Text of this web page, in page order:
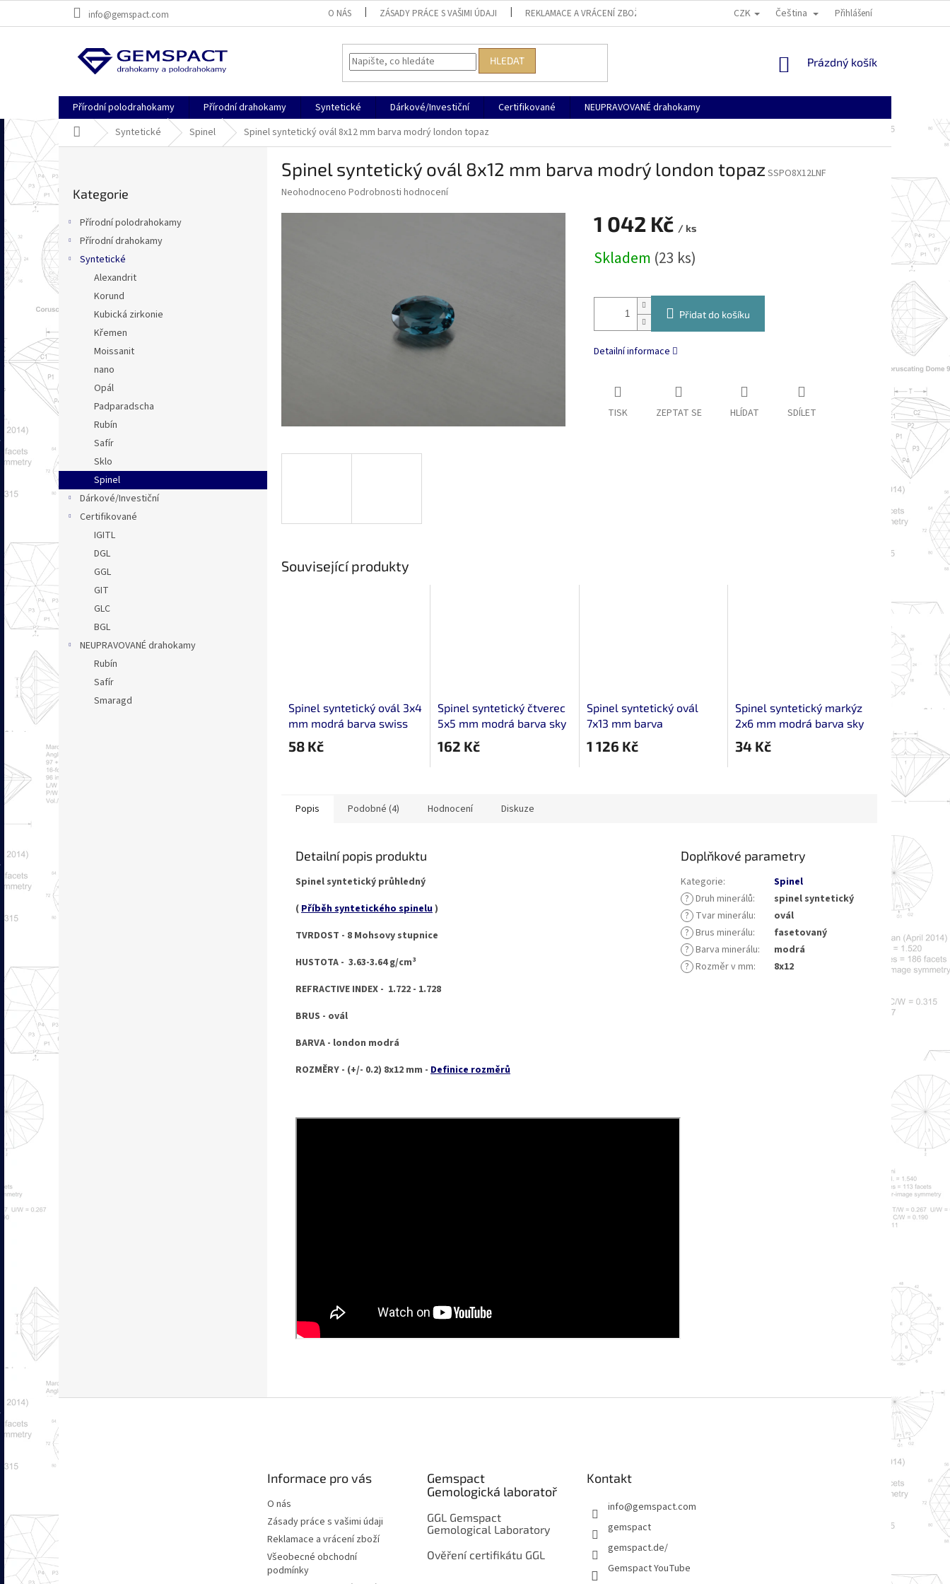
info@gemspact.com O NÁS ZÁSADY PRÁCE S VAŠIMI ÚDAJI REKLAMACE A VRÁCENÍ ZBOŽÍ VŠEOBECNÉ OBCHODNÍ PODMÍNKY DOPRAVA, PLATBA A
CZK Čeština Přihlášení
HLEDAT
NÁKUPNÍ
Prázdný košík
Přírodní polodrahokamy Přírodní drahokamy Syntetické Dárkové/Investiční Certifikované
NEUPRAVOVANÉ drahokamy
Domů Syntetické Spinel Spinel syntetický ovál 8x12 mm barva modrý london topaz
s
t
a
n
n
p
a
e
l
kategorie
Kategorie
Přírodní polodrahokamy
Přírodní drahokamy
Syntetické
Alexandrit
Korund
Kubická zirkonie
Křemen
Moissanit
nano
Opál
Padparadscha
Rubín
Safír
Sklo
Spinel
Dárkové/Investiční
Certifikované
IGITL
DGL
GGL
GIT
GLC
BGL
NEUPRAVOVANÉ drahokamy
Rubín
Safír
Smaragd
Spinel syntetický ovál 8x12 mm barva modrý london topaz SSPO8X12LNF
Průměrné
Neohodnoceno Podrobnosti hodnocení
1 042 Kč / ks
cena:
Skladem (23 ks)
Přidat do košíku
Detailní informace
TISK ZEPTAT SE HLÍDAT SDÍLET
Související produkty
Spinel syntetický ovál 3x4
mm modrá barva swiss
topazu
58 Kč
Spinel syntetický čtverec
5x5 mm modrá barva sky
162 Kč
Spinel syntetický ovál
7x13 mm barva
modrozeleného turmalínu
1 126 Kč
Spinel syntetický markýz
2x6 mm modrá barva sky
topazu
34 Kč
Popis Podobné (4) Hodnocení Diskuze
Detailní popis produktu
Spinel syntetický průhledný
( Příběh syntetického spinelu)
TVRDOST - 8 Mohsovy stupnice
HUSTOTA - 3.63-3.64 g/cm³
REFRACTIVE INDEX - 1.722 - 1.728
BRUS - ovál
BARVA - london modrá
ROZMĚRY - (+/- 0.2) 8x12 mm - Definice rozměrů
Doplňkové parametry
Kategorie:
Spinel
? Druh minerálů:
spinel syntetický
? Tvar minerálu:
ovál
? Brus minerálu:
fasetovaný
? Barva minerálu:
modrá
? Rozměr v mm: 8x12
á
p
t
Informace pro vás
O nás
Zásady práce s vašimi údaji
Reklamace a vrácení zboží
Všeobecné obchodní
podmínky
Gemspact
Gemologická laboratoř
GGL Gemspact
Gemological Laboratory
Ověření certifikátu GGL
Kontakt
info@gemspact.com
gemspact
gemspact.de/
Gemspact YouTube